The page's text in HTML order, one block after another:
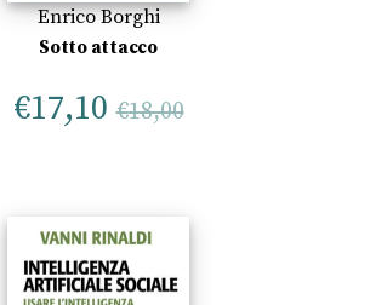
Enrico Borghi
Sotto attacco
€17,10 €18,00